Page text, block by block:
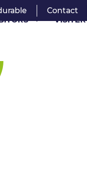
Contact
VISITER